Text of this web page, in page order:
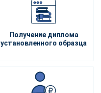
Получение диплома
установленного образца